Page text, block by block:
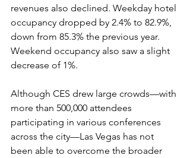
revenues also declined. Weekday hotel
occupancy dropped by 2.4% to 82.9%,
down from 85.3% the previous year.
Weekend occupancy also saw a slight
decrease of 1%.
Although CES drew large crowds—with
more than 500,000 attendees
participating in various conferences
across the city—Las Vegas has not
been able to overcome the broader